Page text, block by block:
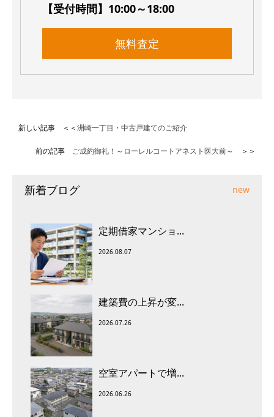
【受付時間】10:00～18:00
無料査定
新しい記事 ＜＜洲崎一丁目・中古戸建てのご紹介
前の記事 ご成約御礼！～ローレルコートアネスト医大前～ ＞＞
新着ブログ new
定期借家マンショ...
2026.08.07
建築費の上昇が変...
2026.07.26
空室アパートで増...
2026.06.26